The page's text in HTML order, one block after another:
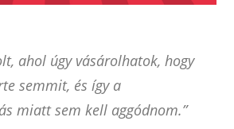
ahol úgy vásárolhatok, hogy
semmit, és így a
miatt sem kell aggódnom.”